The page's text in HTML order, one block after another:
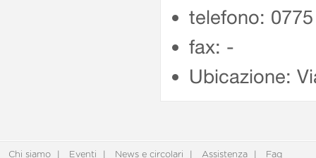
telefono:
fax: -
Ubicazione:
Chi siamo Eventi News e circolari Assistenza Faq